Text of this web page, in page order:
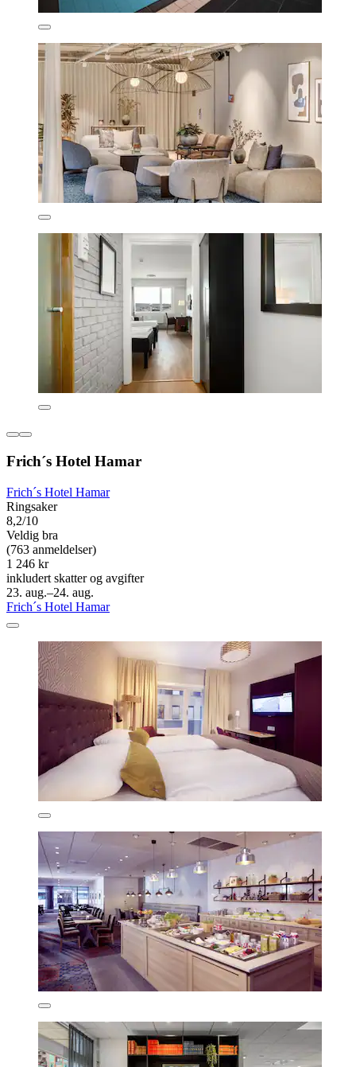
Frich´s Hotel Hamar
Frich´s Hotel Hamar
Ringsaker
8,2/10
Veldig bra
(763 anmeldelser)
1 246 kr
inkludert skatter og avgifter
23. aug.–24. aug.
Frich´s Hotel Hamar